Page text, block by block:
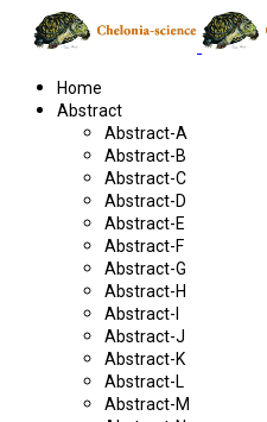
Home
Abstract
Abstract-A
Abstract-B
Abstract-C
Abstract-D
Abstract-E
Abstract-F
Abstract-G
Abstract-H
Abstract-I
Abstract-J
Abstract-K
Abstract-L
Abstract-M